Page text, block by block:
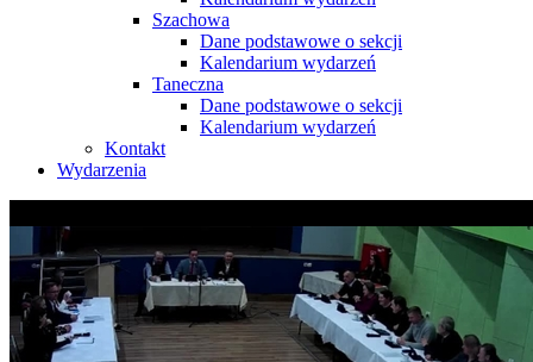
Szachowa
Dane podstawowe o sekcji
Kalendarium wydarzeń
Taneczna
Dane podstawowe o sekcji
Kalendarium wydarzeń
Kontakt
Wydarzenia